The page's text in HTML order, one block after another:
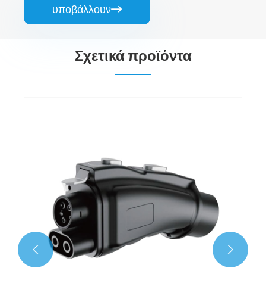
υποβάλλουν
Σχετικά προϊόντα
Δείτε περισσότερα >>
 